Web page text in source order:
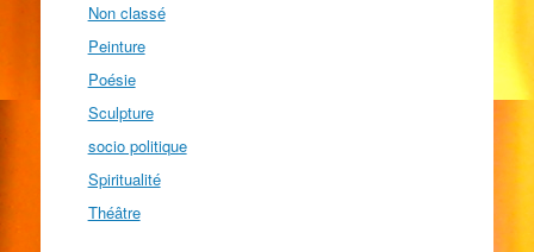
Non classé
Peinture
Poésie
Sculpture
socio politique
Spiritualité
Théâtre